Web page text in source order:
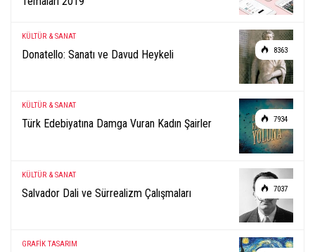
8363
KÜLTÜR & SANAT
Donatello: Sanatı ve Davud Heykeli
7934
KÜLTÜR & SANAT
Türk Edebiyatına Damga Vuran Kadın Şairler
7037
KÜLTÜR & SANAT
Salvador Dali ve Sürrealizm Çalışmaları
GRAFİK TASARIM